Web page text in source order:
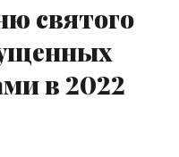
святого
в 2022